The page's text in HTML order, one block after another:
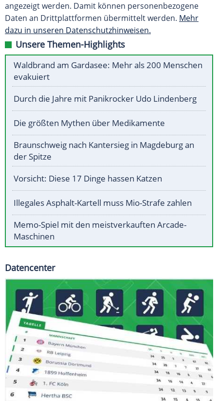
angezeigt werden. Damit können personenbezogene
Daten an Drittplattformen übermittelt werden. Mehr
dazu in unseren Datenschutzhinweisen.
Unsere Themen-Highlights
Waldbrand am Gardasee: Mehr als 200 Menschen
evakuiert
Durch die Jahre mit Panikrocker Udo Lindenberg
Die größten Mythen über Medikamente
Braunschweig nach Kantersieg in Magdeburg an
der Spitze
Vorsicht: Diese 17 Dinge hassen Katzen
Illegales Asphalt-Kartell muss Mio-Strafe zahlen
Memo-Spiel mit den meistverkauften Arcade-
Maschinen
Datencenter